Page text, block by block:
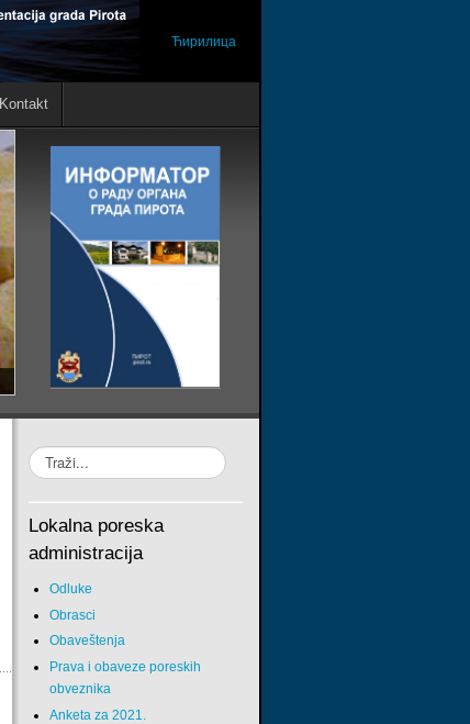
Ћирилица
Kontakt
Lokalna poreska
administracija
Odluke
Obrasci
Obaveštenja
Prava i obaveze poreskih
obveznika
Anketa za 2021.